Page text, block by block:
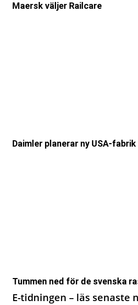
Maersk väljer Railcare
Daimler planerar ny USA-fabrik
Tummen ned för de svenska
E-tidningen – läs senaste